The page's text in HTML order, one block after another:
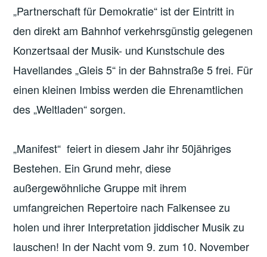
„Partnerschaft für Demokratie“ ist der Eintritt in
den direkt am Bahnhof verkehrsgünstig gelegenen
Konzertsaal der Musik- und Kunstschule des
Havellandes „Gleis 5“ in der Bahnstraße 5 frei. Für
einen kleinen Imbiss werden die Ehrenamtlichen
des „Weltladen“ sorgen.
„Manifest“ feiert in diesem Jahr ihr 50jähriges
Bestehen. Ein Grund mehr, diese
außergewöhnliche Gruppe mit ihrem
umfangreichen Repertoire nach Falkensee zu
holen und ihrer Interpretation jiddischer Musik zu
lauschen! In der Nacht vom 9. zum 10. November